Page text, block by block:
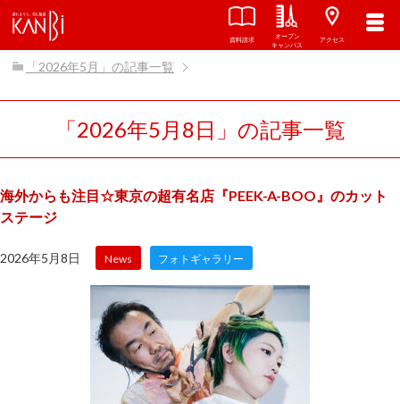
アクセス
オープン
キャンパス
資料請求
関西美容専門学校
「2026年」の記事一覧
「2026年5月」の記事一覧
「2026年5月8日」の記事一覧
海外からも注目☆東京の超有名店『PEEK-A-BOO』のカット
ステージ
2026年5月8日 News フォトギャラリー